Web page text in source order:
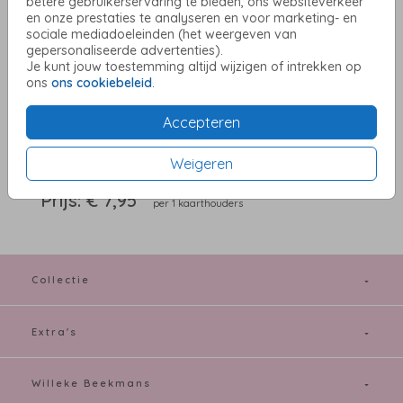
en onze prestaties te analyseren en voor marketing- en
sociale mediadoeleinden (het weergeven van
gepersonaliseerde advertenties).
Je kunt jouw toestemming altijd wijzigen of intrekken op
ons ons cookiebeleid.
Accepteren
Weigeren
klein | 7cm
Aantal x 1 kaarthouders
Eikenhouten kaarthouder. Formaat: 7 cm (lengte) x 3 cm (breedte) x
2 cm (hoogte). De gleuf is 2 mm breed.
Prijs:€ 7,95 per 1 kaarthouders
Collectie
Extra's
Willeke Beekmans